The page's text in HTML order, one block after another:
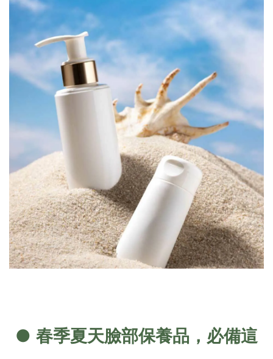
● 春季夏天臉部保養品，必備這